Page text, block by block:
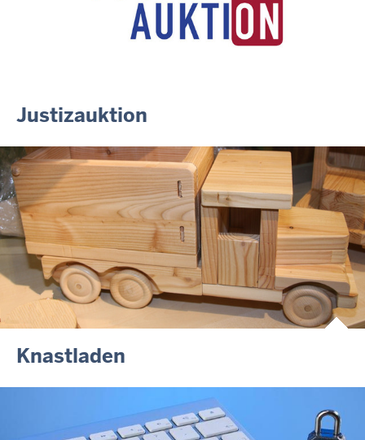
der Justizvollzugsschule NRW geehrt
RechtSpecial - Schiedsleute helfen Streit schlichten!
Justizauktion
Knastladen